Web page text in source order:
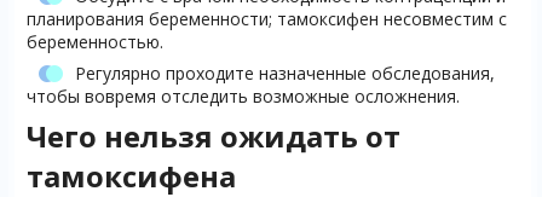
планирования беременности; тамоксифен несовместим с
беременностью.
Регулярно проходите назначенные обследования,
чтобы вовремя отследить возможные осложнения.
Чего нельзя ожидать от
тамоксифена